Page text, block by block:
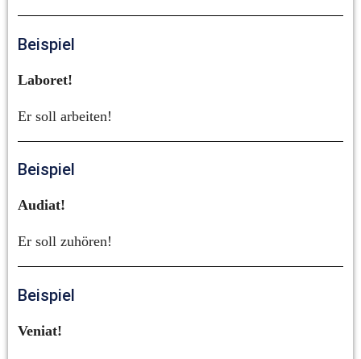
Beispiel
Laboret!
Er soll arbeiten!
Beispiel
Audiat!
Er soll zuhören!
Beispiel
Veniat!